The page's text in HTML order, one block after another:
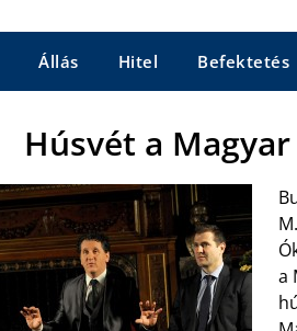
Állás Hitel Befektetés
Húsvét a
a